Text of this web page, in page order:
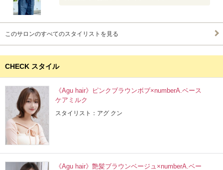
このサロンのすべてのスタイリストを見る
CHECK スタイル
《Agu hair》ピンクブラウンボブ×numberA.ベース
ケアミルク
スタイリスト：アグ クン
《Agu hair》艶髪ブラウンベージュ×numberA.ベー